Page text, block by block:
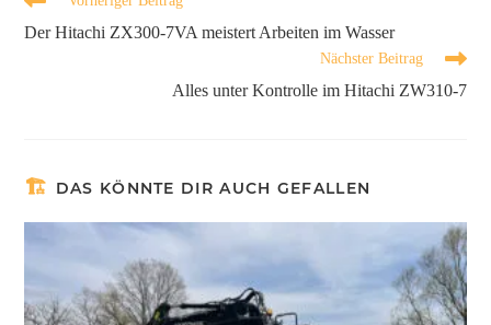
Der Hitachi ZX300-7VA meistert Arbeiten im Wasser
Nächster Beitrag
Alles unter Kontrolle im Hitachi ZW310-7
DAS KÖNNTE DIR AUCH GEFALLEN